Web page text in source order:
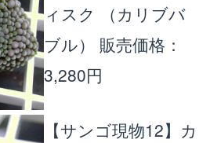
ィスク （カリブバ
ブル）
販売価格：
3,280円
【サンゴ現物12】カ